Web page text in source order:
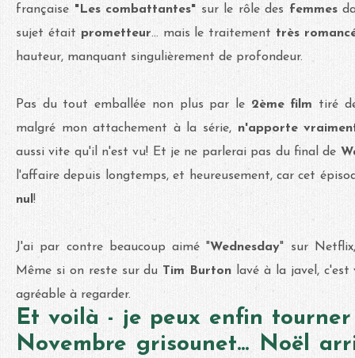
française "Les combattantes" sur le rôle des femmes
sujet était prometteur... mais le traitement très
hauteur, manquant singulièrement de profondeur.
Pas du tout emballée non plus par le 2ème film tiré
malgré mon attachement à la série, n'apporte
aussi vite qu'il n'est vu! Et je ne parlerai pas du final de
l'affaire depuis longtemps, et heureusement, car cet
nul !
J'ai par contre beaucoup aimé "Wednesday" sur
Même si on reste sur du Tim Burton lavé à la javel, c'est
agréable à regarder.
Et voilà - je peux enfin
Novembre grisounet... Noël